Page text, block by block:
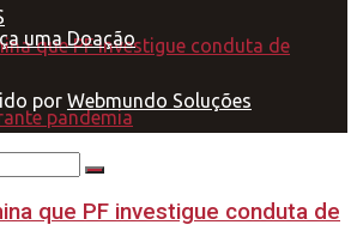
que PF investigue conduta de
uma Doação
por Webmundo Soluções